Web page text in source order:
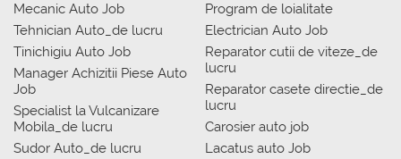
Mecanic Auto Job
Tehnician Auto_de lucru
Tinichigiu Auto Job
Manager Achizitii Piese Auto
Job
Specialist la Vulcanizare
Mobila_de lucru
Sudor Auto_de lucru
Program de loialitate
Electrician Auto Job
Reparator cutii de viteze_de
lucru
Reparator casete directie_de
lucru
Carosier auto job
Lacatus auto Job